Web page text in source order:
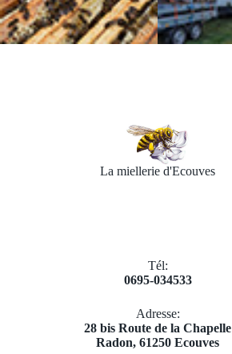
La miellerie d'Ecouves
Tél:
0695-034533
Adresse:
​28 bis Route de la Chapelle
Radon, 61250 Ecouves